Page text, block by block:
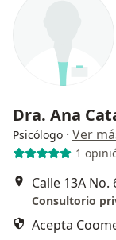
Dra. Ana
Psicólogo · Ver
1
Calle 13A No.
Consultorio
Acepta